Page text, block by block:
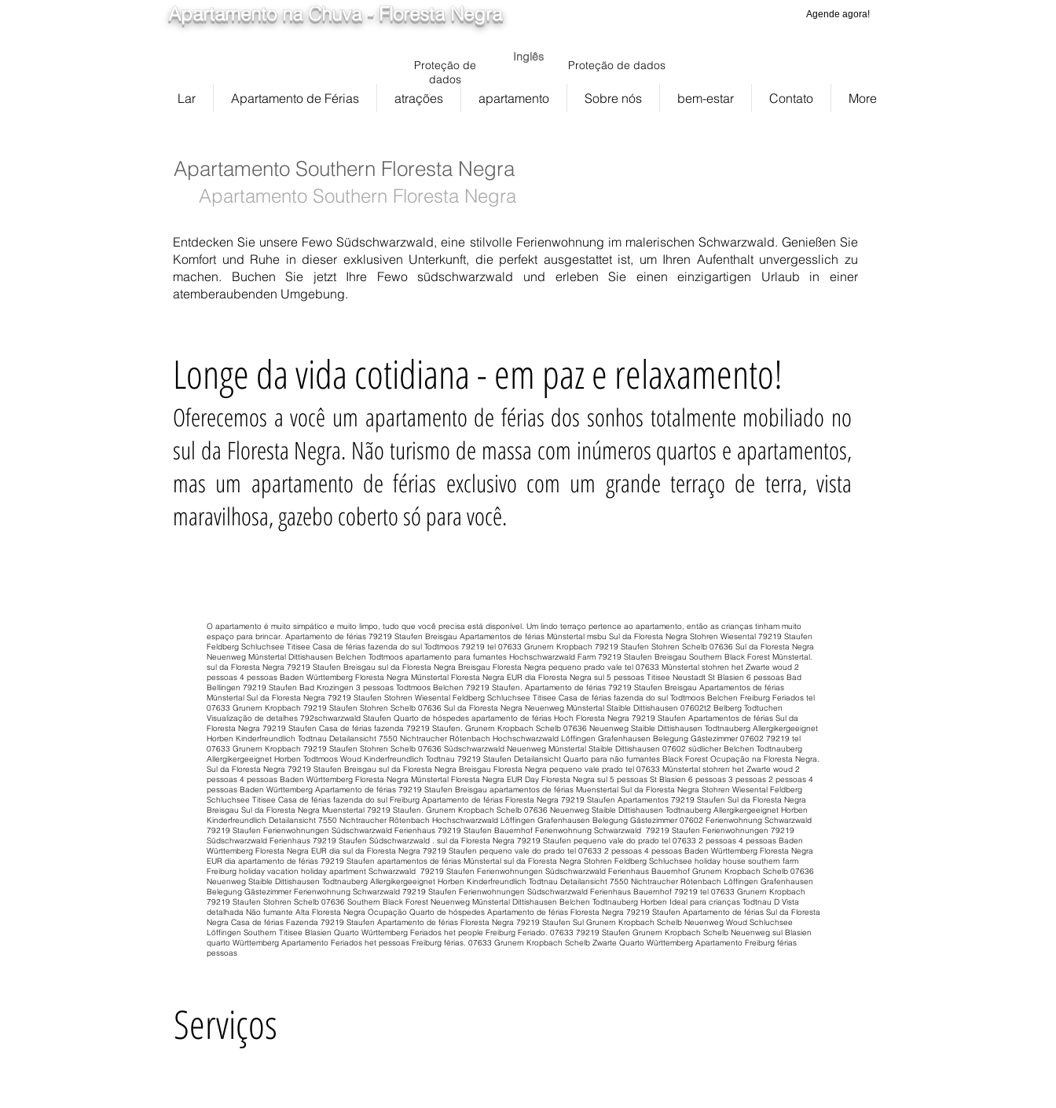
Agende agora!
Apartamento na Chuva - Floresta Negra
Proteção de
dados
Inglês
Proteção de dados
Lar Apartamento de Férias atrações apartamento Sobre nós bem-estar Contato More
Apartamento Southern Floresta Negra
Apartamento Southern Floresta Negra
Entdecken Sie unsere Fewo Südschwarzwald, eine stilvolle Ferienwohnung im malerischen Schwarzwald. Genießen Sie
Komfort und Ruhe in dieser exklusiven Unterkunft, die perfekt ausgestattet ist, um Ihren Aufenthalt unvergesslich zu
machen. Buchen Sie jetzt Ihre Fewo südschwarzwald und erleben Sie einen einzigartigen Urlaub in einer
atemberaubenden Umgebung.
Longe da vida cotidiana - em paz e relaxamento!
Oferecemos a você um apartamento de férias dos sonhos totalmente mobiliado no
sul da Floresta Negra. Não turismo de massa com inúmeros quartos e apartamentos,
mas um apartamento de férias exclusivo com um grande terraço de terra, vista
maravilhosa, gazebo coberto só para você.
O apartamento é muito simpático e muito limpo, tudo que você precisa está disponível. Um lindo terraço pertence ao apartamento, então as crianças tinham muito
espaço para brincar. Apartamento de férias 79219 Staufen Breisgau Apartamentos de férias Münstertal msbu Sul da Floresta Negra Stohren Wiesental 79219 Staufen
Feldberg Schluchsee Titisee Casa de férias fazenda do sul Todtmoos 79219 tel 07633 Grunern Kropbach 79219 Staufen Stohren Schelb 07636 Sul da Floresta Negra
Neuenweg Münstertal Dittishausen Belchen Todtmoos apartamento para fumantes Hochschwarzwald Farm 79219 Staufen Breisgau Southern Black Forest Münstertal.
sul da Floresta Negra 79219 Staufen Breisgau sul da Floresta Negra Breisgau Floresta Negra pequeno prado vale tel 07633 Münstertal stohren het Zwarte woud 2
pessoas 4 pessoas Baden Württemberg Floresta Negra Münstertal Floresta Negra EUR dia Floresta Negra sul 5 pessoas Titisee Neustadt St Blasien 6 pessoas Bad
Bellingen 79219 Staufen Bad Krozingen 3 pessoas Todtmoos Belchen 79219 Staufen. Apartamento de férias 79219 Staufen Breisgau Apartamentos de férias
Münstertal Sul da Floresta Negra 79219 Staufen Stohren Wiesental Feldberg Schluchsee Titisee Casa de férias fazenda do sul Todtmoos Belchen Freiburg Feriados tel
07633 Grunern Kropbach 79219 Staufen Stohren Schelb 07636 Sul da Floresta Negra Neuenweg Münstertal Staible Dittishausen 07602t2 Belberg Todtuchen
Visualização de detalhes 792schwarzwald Staufen Quarto de hóspedes apartamento de férias Hoch Floresta Negra 79219 Staufen Apartamentos de férias Sul da
Floresta Negra 79219 Staufen Casa de férias fazenda 79219 Staufen. Grunern Kropbach Schelb 07636 Neuenweg Staible Dittishausen Todtnauberg Allergikergeeignet
Horben Kinderfreundlich Todtnau Detailansicht 7550 Nichtraucher Rötenbach Hochschwarzwald Löffingen Grafenhausen Belegung Gästezimmer 07602 79219 tel
07633 Grunern Kropbach 79219 Staufen Stohren Schelb 07636 Südschwarzwald Neuenweg Münstertal Staible Dittishausen 07602 südlicher Belchen Todtnauberg
Allergikergeeignet Horben Todtmoos Woud Kinderfreundlich Todtnau 79219 Staufen Detailansicht Quarto para não fumantes Black Forest Ocupação na Floresta Negra.
Sul da Floresta Negra 79219 Staufen Breisgau sul da Floresta Negra Breisgau Floresta Negra pequeno vale prado tel 07633 Münstertal stohren het Zwarte woud 2
pessoas 4 pessoas Baden Württemberg Floresta Negra Münstertal Floresta Negra EUR Day Floresta Negra sul 5 pessoas St Blasien 6 pessoas 3 pessoas 2 pessoas 4
pessoas Baden Württemberg Apartamento de férias 79219 Staufen Breisgau apartamentos de férias Muenstertal Sul da Floresta Negra Stohren Wiesental Feldberg
Schluchsee Titisee Casa de férias fazenda do sul Freiburg Apartamento de férias Floresta Negra 79219 Staufen Apartamentos 79219 Staufen Sul da Floresta Negra
Breisgau Sul da Floresta Negra Muenstertal 79219 Staufen. Grunern Kropbach Schelb 07636 Neuenweg Staible Dittishausen Todtnauberg Allergikergeeignet Horben
Kinderfreundlich Detailansicht 7550 Nichtraucher Rötenbach Hochschwarzwald Löffingen Grafenhausen Belegung Gästezimmer 07602 Ferienwohnung Schwarzwald
79219 Staufen Ferienwohnungen Südschwarzwald Ferienhaus 79219 Staufen Bauernhof Ferienwohnung Schwarzwald 79219 Staufen Ferienwohnungen 79219
Südschwarzwald Ferienhaus 79219 Staufen Südschwarzwald . sul da Floresta Negra 79219 Staufen pequeno vale do prado tel 07633 2 pessoas 4 pessoas Baden
Württemberg Floresta Negra EUR dia sul da Floresta Negra 79219 Staufen pequeno vale do prado tel 07633 2 pessoas 4 pessoas Baden Württemberg Floresta Negra
EUR dia apartamento de férias 79219 Staufen apartamentos de férias Münstertal sul da Floresta Negra Stohren Feldberg Schluchsee holiday house southern farm
Freiburg holiday vacation holiday apartment Schwarzwald 79219 Staufen Ferienwohnungen Südschwarzwald Ferienhaus Bauernhof Grunern Kropbach Schelb 07636
Neuenweg Staible Dittishausen Todtnauberg Allergikergeeignet Horben Kinderfreundlich Todtnau Detailansicht 7550 Nichtraucher Rötenbach Löffingen Grafenhausen
Belegung Gästezimmer Ferienwohnung Schwarzwald 79219 Staufen Ferienwohnungen Südschwarzwald Ferienhaus Bauernhof 79219 tel 07633 Grunern Kropbach
79219 Staufen Stohren Schelb 07636 Southern Black Forest Neuenweg Münstertal Dittishausen Belchen Todtnauberg Horben Ideal para crianças Todtnau D Vista
detalhada Não fumante Alta Floresta Negra Ocupação Quarto de hóspedes Apartamento de férias Floresta Negra 79219 Staufen Apartamento de férias Sul da Floresta
Negra Casa de férias Fazenda 79219 Staufen Apartamento de férias Floresta Negra 79219 Staufen Sul Grunern Kropbach Schelb Neuenweg Woud Schluchsee
Löffingen Southern Titisee Blasien Quarto Württemberg Feriados het people Freiburg Feriado. 07633 79219 Staufen Grunern Kropbach Schelb Neuenweg sul Blasien
quarto Württemberg Apartamento Feriados het pessoas Freiburg férias. 07633 Grunern Kropbach Schelb Zwarte Quarto Württemberg Apartamento Freiburg férias
pessoas
Serviços